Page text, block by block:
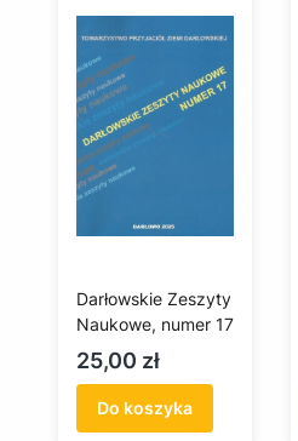
Darłowskie Zeszyty
Naukowe, numer 17
Cena
25,00 zł
Do koszyka